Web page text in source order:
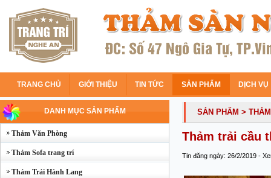
TRANG CHỦ GIỚI THIỆU TIN TỨC SẢN PHẨM DỊCH VỤ
DANH MỤC SẢN PHẨM
Thảm Văn Phòng
Thảm Sofa trang trí
Thảm Trải Hành Lang
SẢN PHẨM >
Thảm trải cầu
Tin đăng ngày: 26/2/2019 -